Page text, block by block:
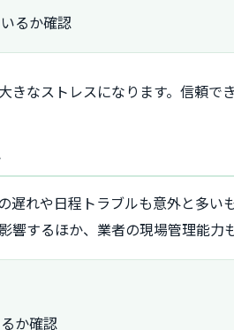
るか確認
なストレスになります。信頼で
れや日程トラブルも意外と多いも
するほか、業者の現場管理能力
か確認